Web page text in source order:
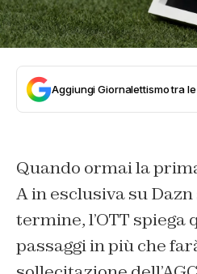
Aggiungi Giornalettismo tra
Quando ormai la
A in esclusiva su
termine, l’OTT spiega
passaggi in più che